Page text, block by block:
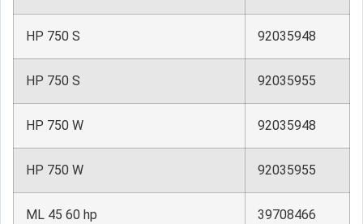
HP 750 S 92035948
HP 750 S 92035955
HP 750 W 92035948
HP 750 W 92035955
ML 45 60 hp 39708466